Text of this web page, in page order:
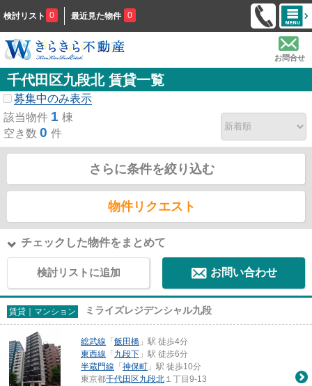
検討リスト 0 最近見た物件 0
お問合せ
千代田区九段北 賃貸一覧
募集中のみ表示
該当物件 1 棟
空き数 0 件
さらに条件を絞り込む
物件リクエスト
チェックした物件をまとめて
検討リストに追加 お問い合わせ
賃貸｜マンション ミライズレジデンシャル九段
総武線 「 飯田橋 」駅 徒歩4分
東西線 「 九段下 」駅 徒歩6分
半蔵門線 「 神保町 」駅 徒歩10分
東京都千代田区九段北 １丁目9-13